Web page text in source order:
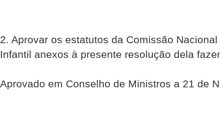
2. Aprovar os estatutos da Comissão
Infantil anexos à presente resolução dela
Aprovado em Conselho de Ministros a 21 de